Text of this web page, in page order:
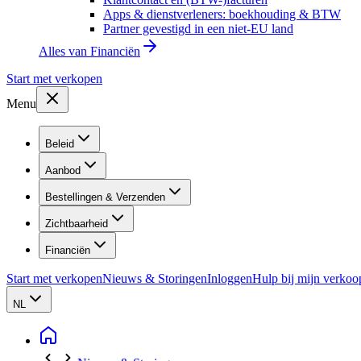
Apps & dienstverleners: boekhouding & BTW
Partner gevestigd in een niet-EU land
Alles van Financiën
Start met verkopen
Menu
Beleid
Aanbod
Bestellingen & Verzenden
Zichtbaarheid
Financiën
Start met verkopenNieuws & StoringenInloggenHulp bij mijn
NL